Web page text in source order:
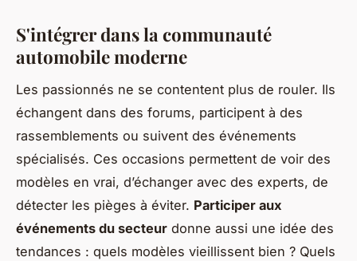
S'intégrer dans la communauté
automobile moderne
Les passionnés ne se contentent plus de rouler. Ils
échangent dans des forums, participent à des
rassemblements ou suivent des événements
spécialisés. Ces occasions permettent de voir des
modèles en vrai, d’échanger avec des experts, de
détecter les pièges à éviter. Participer aux
événements du secteur donne aussi une idée des
tendances : quels modèles vieillissent bien ? Quels